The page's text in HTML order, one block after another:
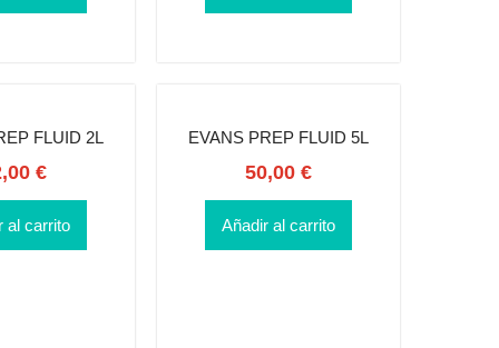
FLUID 2L
€
al carrito
EVANS PREP FLUID 5L
50,00 €
Añadir al carrito